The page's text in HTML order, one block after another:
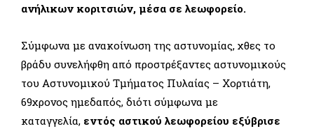
ανήλικων κοριτσιών, μέσα σε λεωφορείο.
Σύμφωνα με ανακοίνωση της αστυνομίας, χθες το
βράδυ συνελήφθη από προστρέξαντες αστυνομικούς
του Αστυνομικού Τμήματος Πυλαίας – Χορτιάτη,
69χρονος ημεδαπός, διότι σύμφωνα με
καταγγελία, εντός αστικού λεωφορείου εξύβρισε